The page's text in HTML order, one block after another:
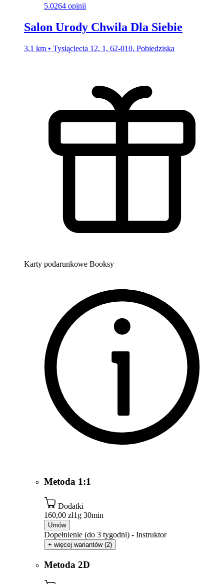
5.0264 opinii
Salon Urody Chwila Dla Siebie
3,1 km • Tysiąclecia 12, 1, 62-010, Pobiedziska
Karty podarunkowe Booksy
Metoda 1:1
Dodatki
160,00 zł1g 30min
Umów
Dopełnienie (do 3 tygodni) - Instruktor
+ więcej wariantów (2)
Metoda 2D